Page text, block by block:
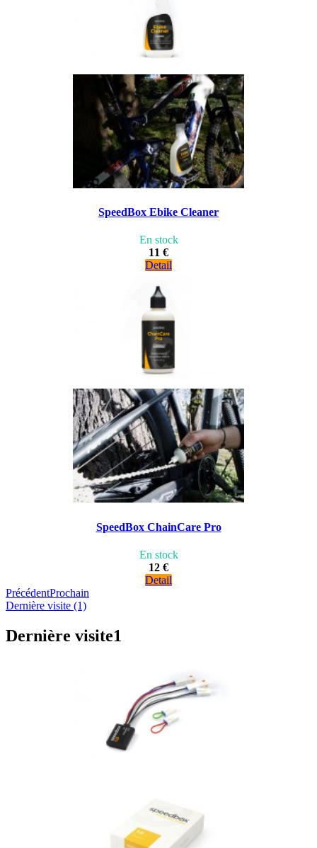
SpeedBox Ebike Cleaner
En stock
11 €
Detail
SpeedBox ChainCare Pro
En stock
12 €
Detail
PrécédentProchain
Dernière visite (1)
Dernière visite1